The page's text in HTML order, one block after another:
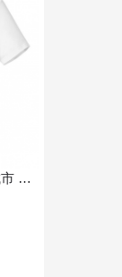
伦敦塔桥剪影英国国家城市 男女白色短袖T恤创意纪念衫个性T恤衫礼物